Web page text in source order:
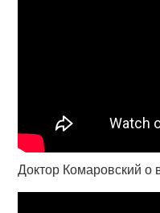
Доктор Комаровский о